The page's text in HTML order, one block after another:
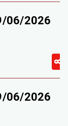
06/2026
06/2026